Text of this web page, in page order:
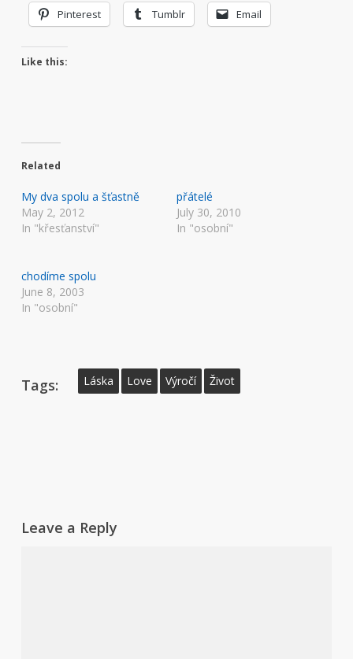
Pinterest Tumblr Email
Like this:
Related
My dva spolu a šťastně
May 2, 2012
In "křesťanství"
přátelé
July 30, 2010
In "osobní"
chodíme spolu
June 8, 2003
In "osobní"
Tags: Láska Love Výročí Život
Leave a Reply